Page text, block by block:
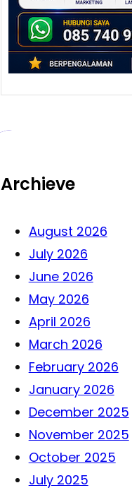
promosi
Archieve
August 2026
July 2026
June 2026
May 2026
April 2026
March 2026
February 2026
January 2026
December 2025
November 2025
October 2025
July 2025